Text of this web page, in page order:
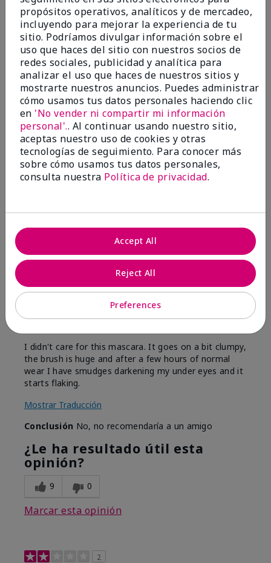
This mascara changed the way I see my lashes! It
makes them thicker, longer, and just WOW! I'm so
excited to have found a mascara that I love! Don't
over think it, just buy it and thank yourself later!
Mostrar Traducción
ConclusiónSí, recomendaría a un amigo
¿Le ha resultado útil esta
opinión?
12 0
Marcar esta opinión
2
Smudges and flakes
porMaryS
Evaluado en
I didn't care for this mascara. It goes on a bit clumpy,
the brush is huge and after a few hours of normal
wear I have smudges darkening my under eyes and it
starts flaking.
Mostrar Traducción
Conclusión No, no recomendaría a un amigo
¿Le ha resultado útil esta
opinión?
9 0
Marcar esta opinión
2
propósitos operativos, analíticos y de mercadeo,
incluyendo para mejorar la experiencia de tu
sitio. Podríamos divulgar información sobre el
uso que haces del sitio con nuestros socios de
redes sociales, publicidad y analítica para
analizar el uso que haces de nuestros sitios y
mostrarte nuestros anuncios. Puedes administrar
cómo usamos tus datos personales haciendo clic
en 'No vender ni compartir mi información
personal'.. Al continuar usando nuestro sitio,
aceptas nuestro uso de cookies y otras
tecnologías de seguimiento. Para conocer más
sobre cómo usamos tus datos personales,
consulta nuestra Política de privacidad.
Preferences
Reject All
Accept All